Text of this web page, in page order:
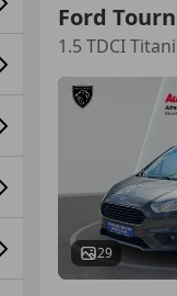
Ford
1.5 TDCI
29